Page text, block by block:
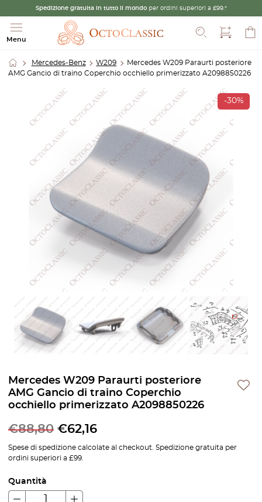
Spedizione gratuita in tutto il mondo per ordini superiori a £99.*
Menu
Cerca
Mercedes-Benz W209
Mercedes W209 Paraurti posteriore
AMG Gancio di traino Coperchio occhiello primerizzato A2098850226
-30%
Mercedes W209 Paraurti posteriore
AMG Gancio di traino Coperchio
occhiello primerizzato A2098850226
€88,80 €62,16
Spese di spedizione calcolate al checkout. Spedizione gratuita per
ordini superiori a £99.
Quantità